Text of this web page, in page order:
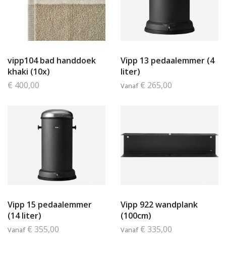
vipp104 bad handdoek
khaki (10x)
€ 400,00
Vipp 13 pedaalemmer (4
liter)
Vanaf € 265,00
Vipp 15 pedaalemmer
(14 liter)
Vanaf € 355,00
Vipp 922 wandplank
(100cm)
Vanaf € 335,00